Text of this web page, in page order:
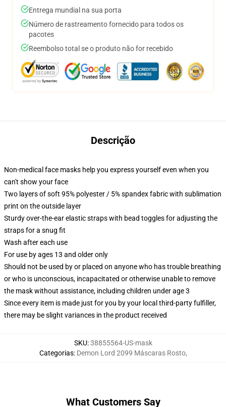
Entrega mundial na sua porta
Número de rastreamento fornecido para todos os
pacotes
Reembolso total se o produto não for recebido
Descrição
Non-medical face masks help you express yourself even when you
can't show your face
Two layers of soft 95% polyester / 5% spandex fabric with sublimation
print on the outside layer
Sturdy over-the-ear elastic straps with bead toggles for adjusting the
straps for a snug fit
Wash after each use
For use by ages 13 and older only
Should not be used by or placed on anyone who has trouble breathing
or who is unconscious, incapacitated or otherwise unable to remove
the mask without assistance, including children under age 3
Since every item is made just for you by your local third-party fulfiller,
there may be slight variances in the product received
SKU:38855564-US-mask
Categorias: Demon Lord 2099 Máscaras Rosto,
What Customers Say